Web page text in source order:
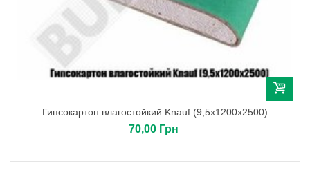
Гипсокартон влагостойкий Knauf (9,5х1200х2500)
70,00 Грн